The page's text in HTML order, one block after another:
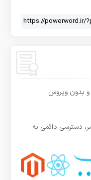
دسترسی دائمی به